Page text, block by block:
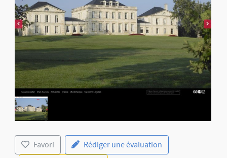
Favori
Rédiger une évaluation